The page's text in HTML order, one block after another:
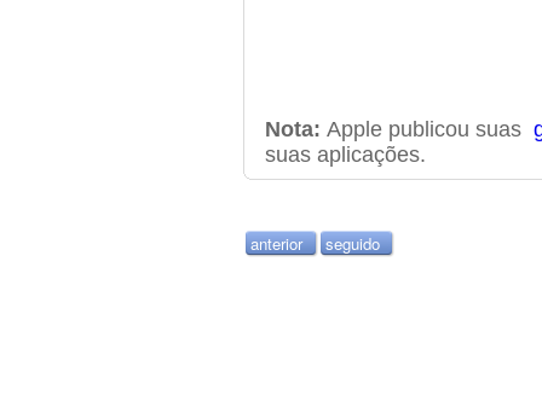
Nota: Apple publicou suas
suas aplicações.
anterior seguido